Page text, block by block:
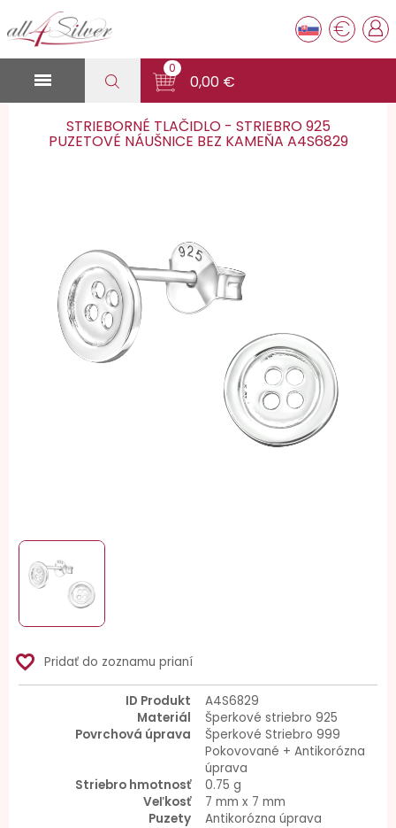
€

0
0,00 €
STRIEBORNÉ TLAČIDLO - STRIEBRO 925
PUZETOVÉ NÁUŠNICE BEZ KAMEŇA A4S6829
favorite_border Pridať do zoznamu prianí
ID Produkt
A4S6829
Materiál
Šperkové striebro 925
Povrchová úprava
Šperkové Striebro 999
Pokovované + Antikorózna
úprava
Striebro hmotnosť
0.75 g
Veľkosť
7 mm x 7 mm
Puzety
Antikorózna úprava